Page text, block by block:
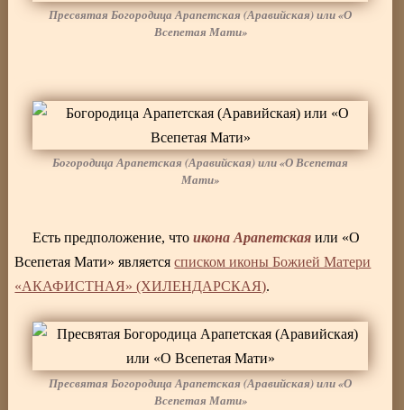
Пресвятая Богородица Арапетская (Аравийская) или «О
Всепетая Мати»
Богородица Арапетская (Аравийская) или «О Всепетая
Мати»
Есть предположение, чтоикона Арапетская или «О
Всепетая Мати» являетсясписком иконы Божией Матери
«АКАФИСТНАЯ» (ХИЛЕНДАРСКАЯ).
Пресвятая Богородица Арапетская (Аравийская) или «О
Всепетая Мати»